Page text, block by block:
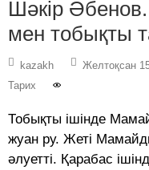
Шәкір
мен тобықты
kazakh Желтоқсан
Тарих
Тобықты ішінде
жуан ру. Жеті
әлуетті. Қарабас